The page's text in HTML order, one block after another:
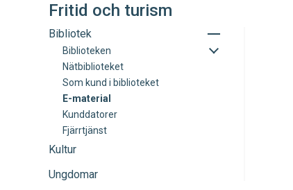
Fritid och turism
Bibliotek
Toggle
sub-
Biblioteken
Toggle
Nätbiblioteket
Som kund i biblioteket
E-material
Kunddatorer
Fjärrtjänst
Kultur
Ungdomar